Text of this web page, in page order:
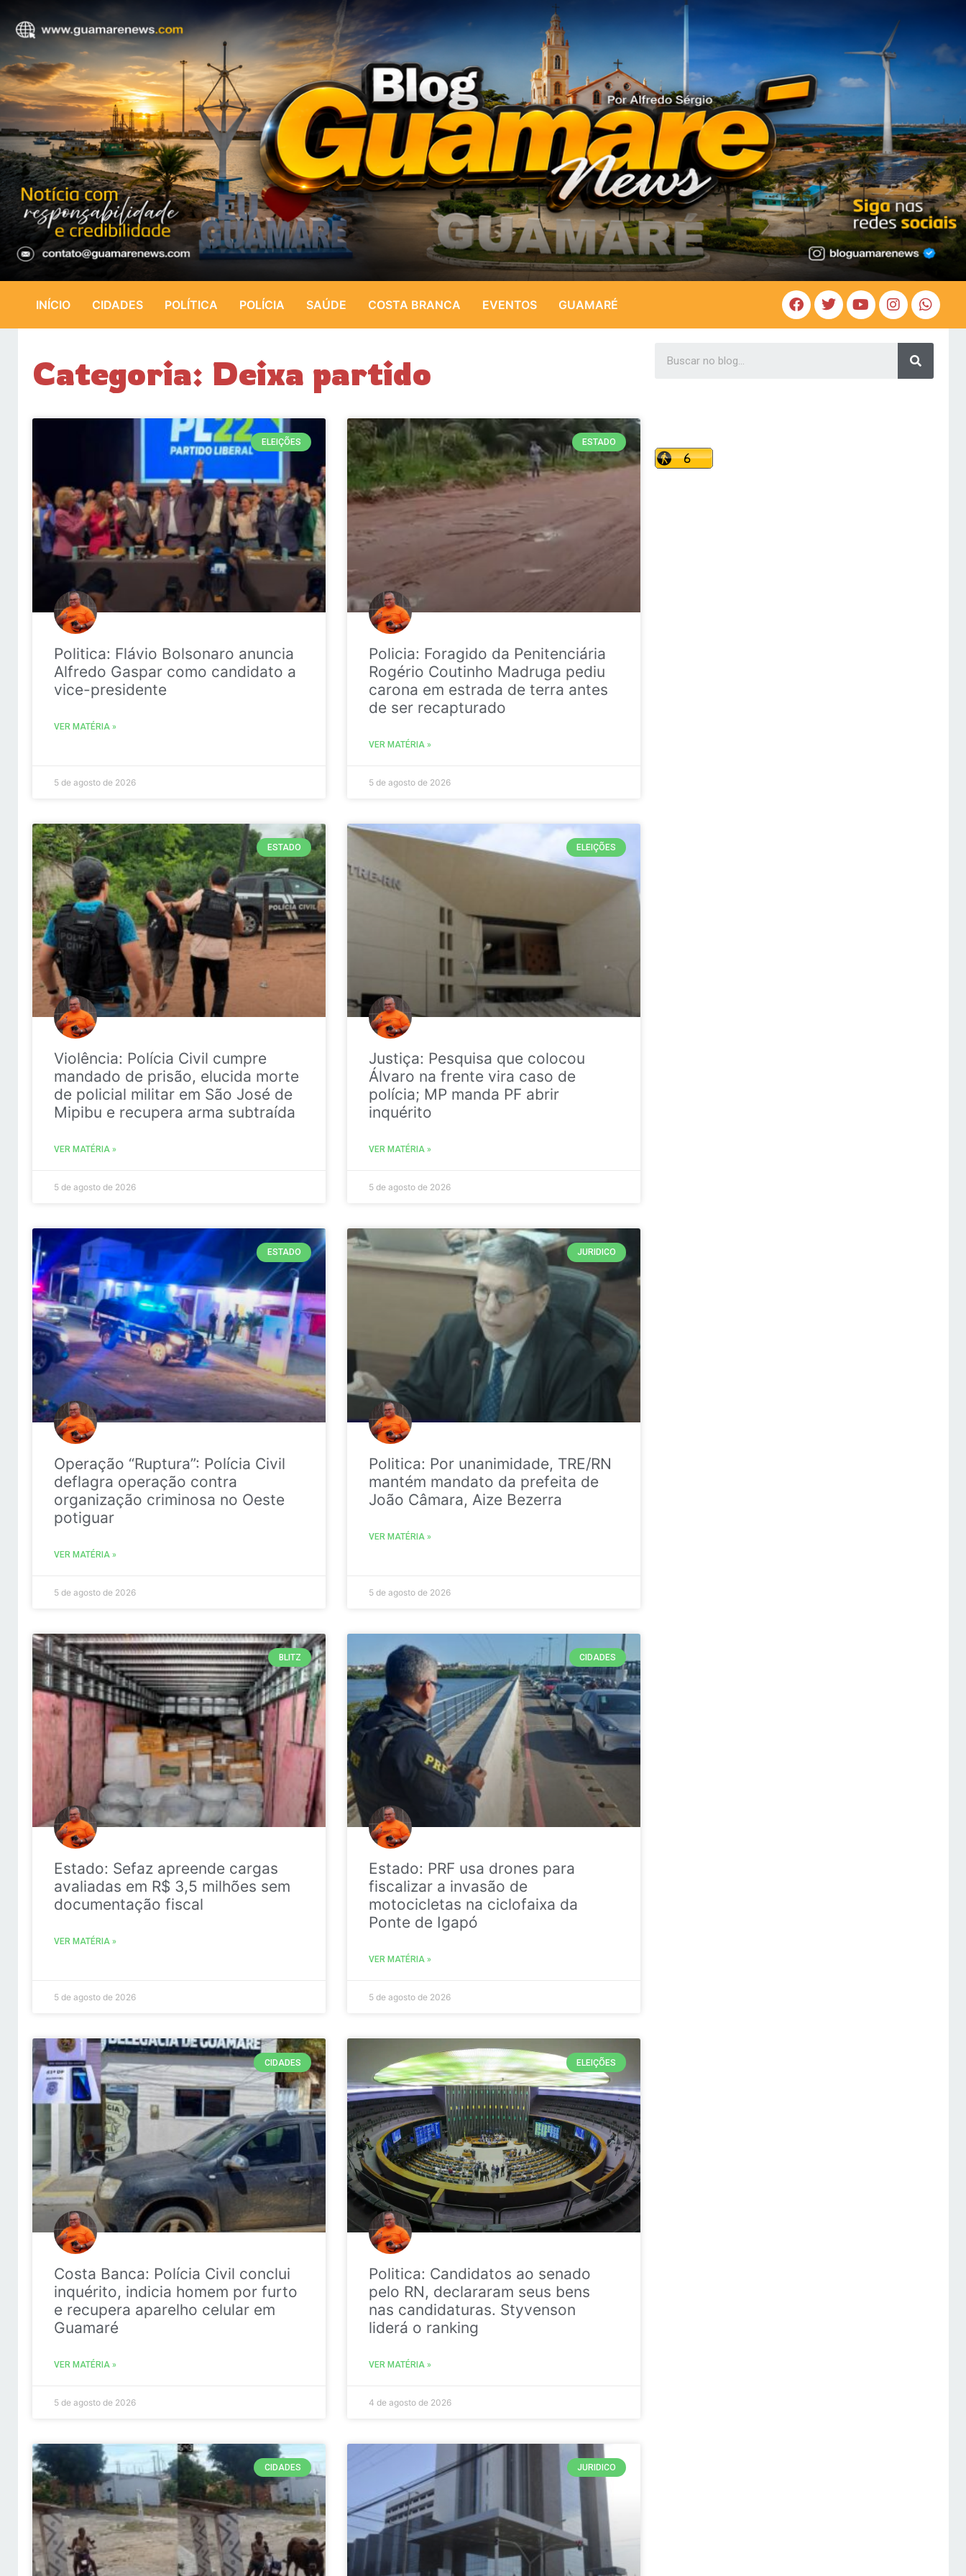
INÍCIO CIDADES POLÍTICA POLÍCIA SAÚDE COSTA BRANCA EVENTOS GUAMARÉ
Categoria: Deixa partido
ELEIÇÕES
Politica: Flávio Bolsonaro anuncia
Alfredo Gaspar como candidato a
vice-presidente
VER MATÉRIA »
5 de agosto de 2026
ESTADO
Policia: Foragido da Penitenciária
Rogério Coutinho Madruga pediu
carona em estrada de terra antes
de ser recapturado
VER MATÉRIA »
5 de agosto de 2026
ESTADO
Violência: Polícia Civil cumpre
mandado de prisão, elucida morte
de policial militar em São José de
Mipibu e recupera arma subtraída
VER MATÉRIA »
5 de agosto de 2026
ELEIÇÕES
Justiça: Pesquisa que colocou
Álvaro na frente vira caso de
polícia; MP manda PF abrir
inquérito
VER MATÉRIA »
5 de agosto de 2026
ESTADO
Operação “Ruptura”: Polícia Civil
deflagra operação contra
organização criminosa no Oeste
potiguar
VER MATÉRIA »
5 de agosto de 2026
JURIDICO
Politica: Por unanimidade, TRE/RN
mantém mandato da prefeita de
João Câmara, Aize Bezerra
VER MATÉRIA »
5 de agosto de 2026
BLITZ
Estado: Sefaz apreende cargas
avaliadas em R$ 3,5 milhões sem
documentação fiscal
VER MATÉRIA »
5 de agosto de 2026
CIDADES
Estado: PRF usa drones para
fiscalizar a invasão de
motocicletas na ciclofaixa da
Ponte de Igapó
VER MATÉRIA »
5 de agosto de 2026
CIDADES
Costa Banca: Polícia Civil conclui
inquérito, indicia homem por furto
e recupera aparelho celular em
Guamaré
VER MATÉRIA »
5 de agosto de 2026
ELEIÇÕES
Politica: Candidatos ao senado
pelo RN, declararam seus bens
nas candidaturas. Styvenson
liderá o ranking
VER MATÉRIA »
4 de agosto de 2026
CIDADES JURIDICO